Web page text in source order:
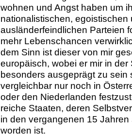
wohnen und Angst haben um
nationalistischen, egoistischen
ausländerfeindlichen Parteien
mehr Lebenschancen
dem Sinn ist dieser von mir
europäisch, wobei er mir in
besonders ausgeprägt zu sein
vergleichbar nur noch in
oder den Niederlanden
reiche Staaten, deren
in den vergangenen 15 Jahren
worden ist.